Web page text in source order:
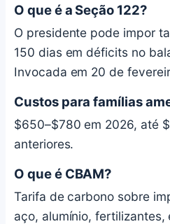
O que é a Seção 122?
O presidente pode impor
150 dias em déficits no
Invocada em 20 de
Custos para famílias
$650–$780 em 2026, até
anteriores.
O que é CBAM?
Tarifa de carbono sobre
aço, alumínio, fertilizantes,